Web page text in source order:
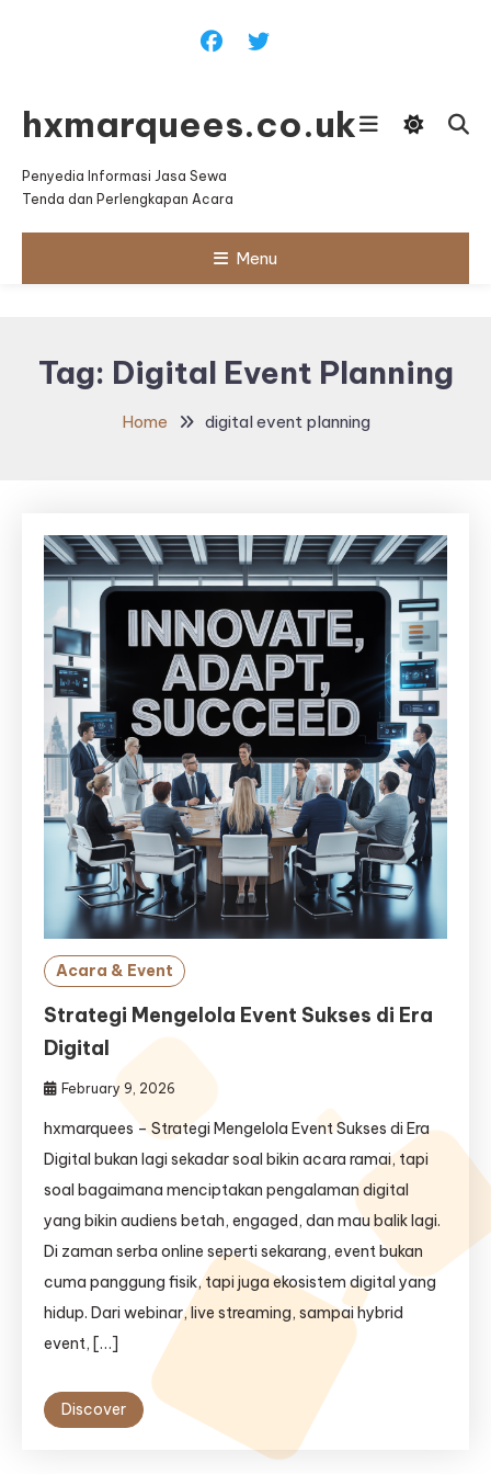
hxmarquees.co.uk
Penyedia Informasi Jasa Sewa
Tenda dan Perlengkapan Acara
Menu
Tag: Digital Event Planning
Home digital event planning
Acara & Event
Strategi Mengelola Event Sukses di Era
Digital
February 9, 2026
hxmarquees – Strategi Mengelola Event Sukses di Era
Digital bukan lagi sekadar soal bikin acara ramai, tapi
soal bagaimana menciptakan pengalaman digital
yang bikin audiens betah, engaged, dan mau balik lagi.
Di zaman serba online seperti sekarang, event bukan
cuma panggung fisik, tapi juga ekosistem digital yang
hidup. Dari webinar, live streaming, sampai hybrid
event, […]
Discover